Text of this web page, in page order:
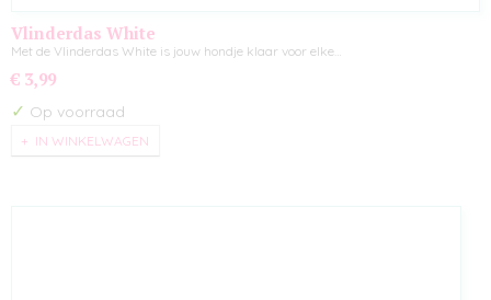
Vlinderdas White
Met de Vlinderdas White is jouw hondje klaar voor elke…
€ 3,99
✓ Op voorraad
IN WINKELWAGEN